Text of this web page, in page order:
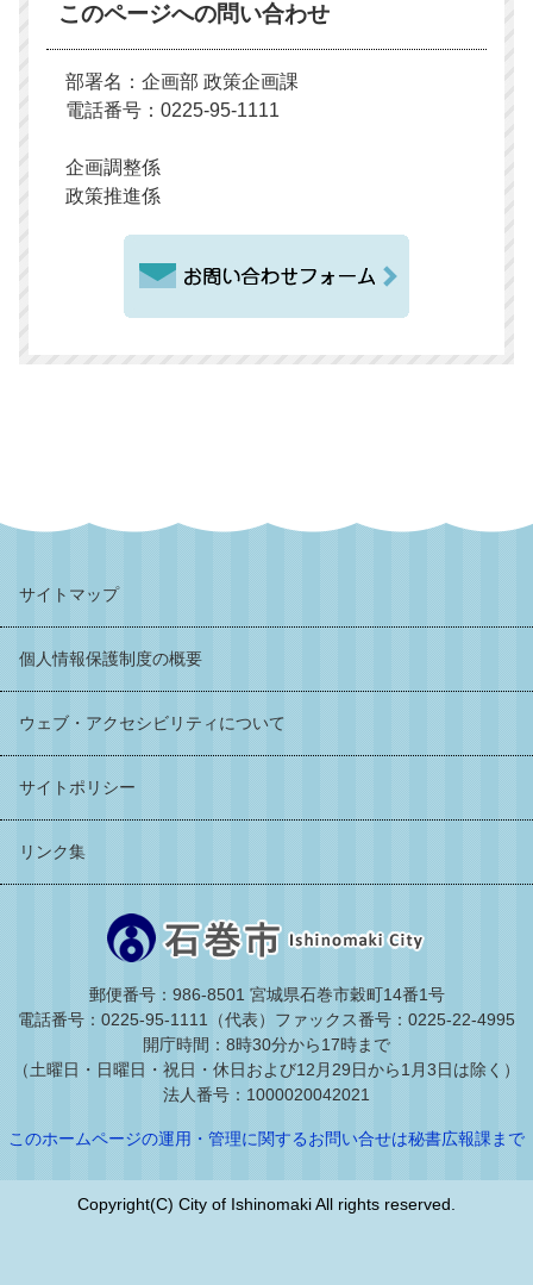
このページへの問い合わせ
部署名：企画部 政策企画課
電話番号：0225-95-1111
企画調整係
政策推進係
サイトマップ
個人情報保護制度の概要
ウェブ・アクセシビリティについて
サイトポリシー
リンク集
郵便番号：986-8501 宮城県石巻市穀町14番1号
電話番号：0225-95-1111（代表） ファックス番号：0225-22-4995
開庁時間：8時30分から17時まで
（土曜日・日曜日・祝日・休日および12月29日から1月3日は除く）
法人番号：1000020042021
このホームページの運用・管理に関するお問い合せは秘書広報課まで
Copyright(C) City of Ishinomaki All rights reserved.